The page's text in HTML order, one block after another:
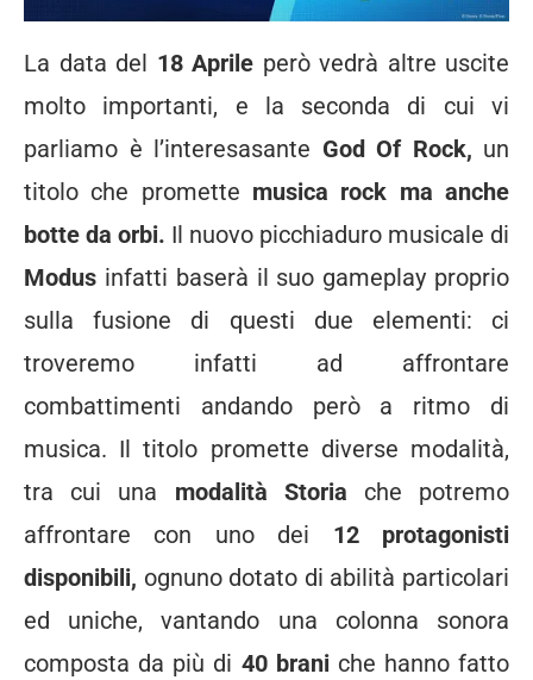
La data del 18 Aprile però vedrà altre uscite
molto importanti, e la seconda di cui vi
parliamo è l’interesasante God Of Rock, un
titolo che promette musica rock ma anche
botte da orbi. Il nuovo picchiaduro musicale di
Modus infatti baserà il suo gameplay proprio
sulla fusione di questi due elementi: ci
troveremo infatti ad affrontare
combattimenti andando però a ritmo di
musica. Il titolo promette diverse modalità,
tra cui una modalità Storia che potremo
affrontare con uno dei 12 protagonisti
disponibili, ognuno dotato di abilità particolari
ed uniche, vantando una colonna sonora
composta da più di 40 brani che hanno fatto